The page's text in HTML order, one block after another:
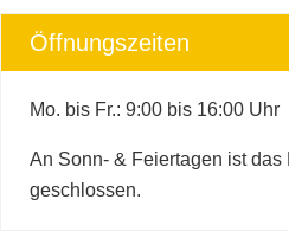
Öffnungszeiten
Mo. bis Fr.: 9:00 bis 16:00 Uhr
An Sonn- & Feiertagen ist das
geschlossen.